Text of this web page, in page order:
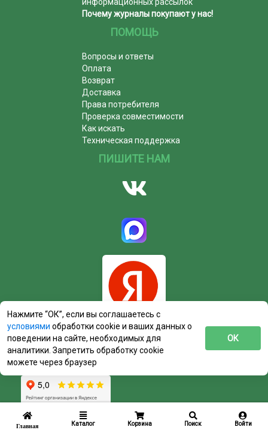
Главная Каталог Корзина Поиск Войти
Почему журналы покупают у нас!
ПОМОЩЬ
Вопросы и ответы
Оплата
Возврат
Доставка
Права потребителя
Проверка совместимости
Как искать
Техническая поддержка
ПИШИТЕ НАМ
Нажмите “ОК”, если вы соглашаетесь с
условиями обработки cookie и ваших данных о
поведении на сайте, необходимых для
аналитики. Запретить обработку cookie
можете через браузер
ОК